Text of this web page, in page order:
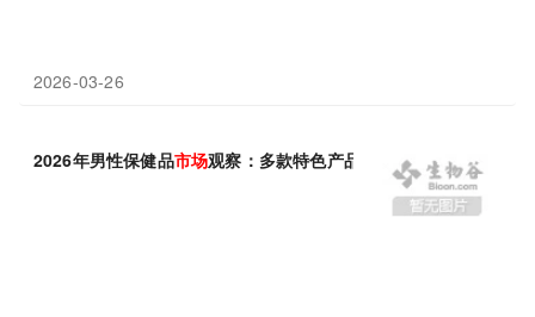
2026-03-26
2026年男性保健品市场观察：多款特色产品梳理